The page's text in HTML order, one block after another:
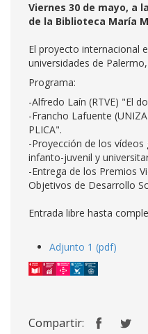
Viernes 30 de mayo, a
de la Biblioteca María
El proyecto internacional
universidades de
Programa:
-Alfredo Laín (RTVE) "El
-Francho Lafuente
PLICA".
-Proyección de los
infanto-juvenil y
-Entrega de los Premios
Objetivos de Desarrollo
Entrada libre hasta
Adjunto 1 (pdf)
Compartir: